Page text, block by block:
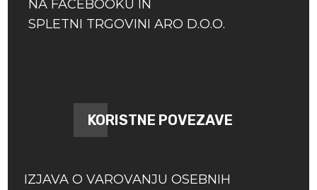
NA FACEBOOKU IN
SPLETNI TRGOVINI ARO D.O.O.
KORISTNE POVEZAVE
IZJAVA O VAROVANJU OSEBNIH